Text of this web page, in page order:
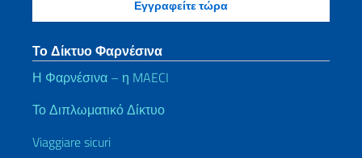
Το Δίκτυο Φαρνέσινα
Η Φαρνέσινα – η MAECI
Το Διπλωματικό Δίκτυο
Viaggiare sicuri